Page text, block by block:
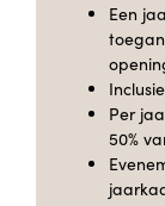
Een
Per
50%